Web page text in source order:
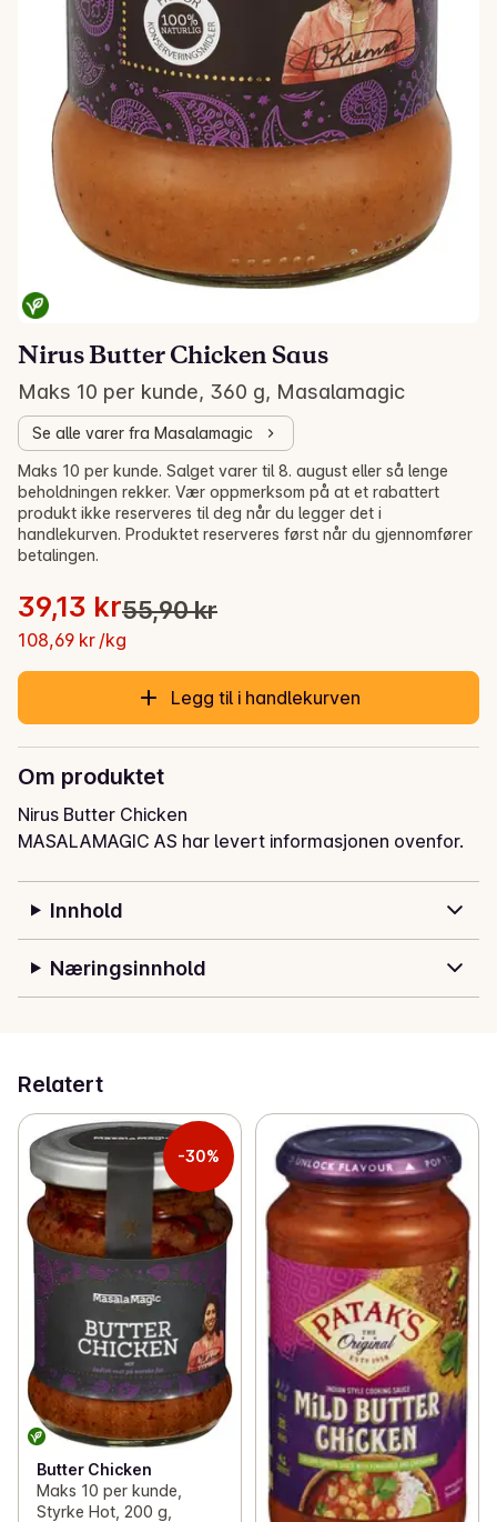
Nirus Butter Chicken Saus
Maks 10 per kunde, 360 g, Masalamagic
Se alle varer fra Masalamagic
Salg! -30%
Opprinnelig pris var: 55,90 kr
Gjeldende pris er: 39,13 kr
39,13 kr55,90 kr
108,69 kr /kg
Stykkpris: 108,69 kr /kg
Maks 10 per kunde. Salget varer til 8. august eller så lenge
beholdningen rekker. Vær oppmerksom på at et rabattert
produkt ikke reserveres til deg når du legger det i
handlekurven. Produktet reserveres først når du gjennomfører
betalingen.
Legg til i handlekurven
Om produktet
Nirus Butter Chicken
MASALAMAGIC AS har levert informasjonen ovenfor.
Innhold
Næringsinnhold
Relatert
-30%
Butter Chicken
Maks 10 per kunde,
Styrke Hot, 200 g,